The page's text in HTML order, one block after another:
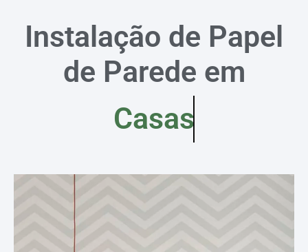
Instalação de Papel
de Parede em
Casas